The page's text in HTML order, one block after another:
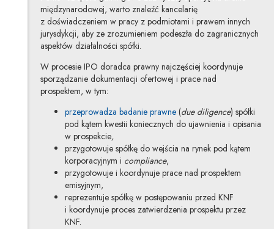
międzynarodowej, warto znaleźć kancelarię
z doświadczeniem w pracy z podmiotami i prawem innych
jurysdykcji, aby ze zrozumieniem podeszła do zagranicznych
aspektów działalności spółki.
W procesie IPO doradca prawny najczęściej koordynuje
sporządzanie dokumentacji ofertowej i prace nad
prospektem, w tym:
przeprowadza badanie prawne(due diligence) spółki
pod kątem kwestii koniecznych do ujawnienia i opisania
w prospekcie,
przygotowuje spółkę do wejścia na rynek pod kątem
korporacyjnym i compliance,
przygotowuje i koordynuje prace nad prospektem
emisyjnym,
reprezentuje spółkę w postępowaniu przed KNF
i koordynuje proces zatwierdzenia prospektu przez
KNF.